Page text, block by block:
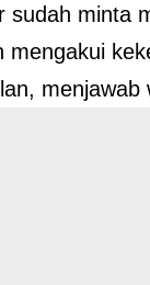
sudah minta
mengakui